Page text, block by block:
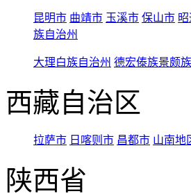
昆明市 曲靖市 玉溪市 保山市
族自治州
大理白族自治州 德宏傣族景颇
西藏自治区
拉萨市 日喀则市 昌都市 山南地
陕西省